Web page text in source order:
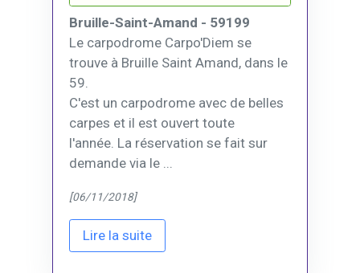
Bruille-Saint-Amand - 59199
Le carpodrome Carpo'Diem se
trouve à Bruille Saint Amand, dans le
59.
C'est un carpodrome avec de belles
carpes et il est ouvert toute
l'année. La réservation se fait sur
demande via le ...
[06/11/2018]
Lire la suite